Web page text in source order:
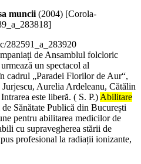
muncii(2004) [Corola-
282591_a_283920
de Ansamblul folcloric
un spectacol al
cadrul „Paradei Florilor de Aur“,
Aurelia Ardeleanu, Cătălin
este liberă. ( S. P.)Abilitare
Sănătate Publică din București
pentru abilitarea medicilor de
cu supravegherea stării de
profesional la radiații ionizante,